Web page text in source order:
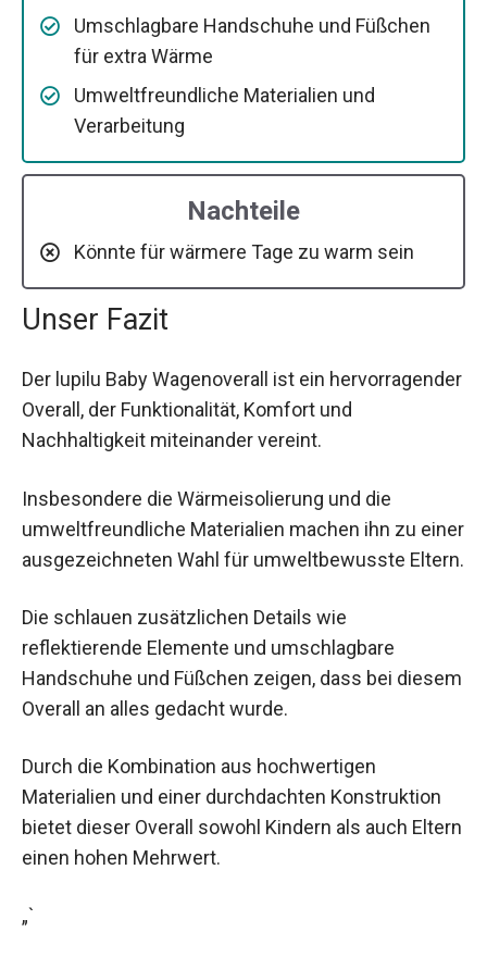
Umschlagbare Handschuhe und Füßchen
für extra Wärme
Umweltfreundliche Materialien und
Verarbeitung
Nachteile
Könnte für wärmere Tage zu warm sein
Unser Fazit
Der lupilu Baby Wagenoverall ist ein hervorragender
Overall, der Funktionalität, Komfort und
Nachhaltigkeit miteinander vereint.
Insbesondere die Wärmeisolierung und die
umweltfreundliche Materialien machen ihn zu einer
ausgezeichneten Wahl für umweltbewusste Eltern.
Die schlauen zusätzlichen Details wie
reflektierende Elemente und umschlagbare
Handschuhe und Füßchen zeigen, dass bei diesem
Overall an alles gedacht wurde.
Durch die Kombination aus hochwertigen
Materialien und einer durchdachten Konstruktion
bietet dieser Overall sowohl Kindern als auch Eltern
einen hohen Mehrwert.
„`